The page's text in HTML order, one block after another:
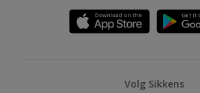
Volg Sikkens